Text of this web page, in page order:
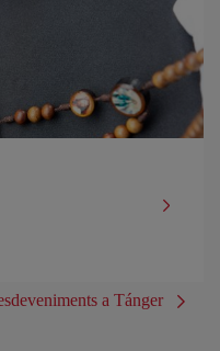
a Tánger